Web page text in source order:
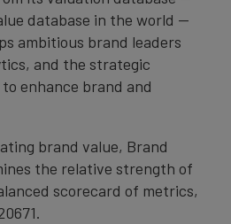
database in the world —
ambitious brand leaders
and the strategic
enhance brand and
brand value, Brand
the relative strength of
scorecard of metrics,